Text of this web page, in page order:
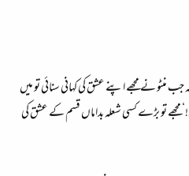
منٹو نے مجھے اپنے عشق کی کہانی سنائی تو میں
تو بڑے کسی شعلہ بداماں قسم کے عشق کی